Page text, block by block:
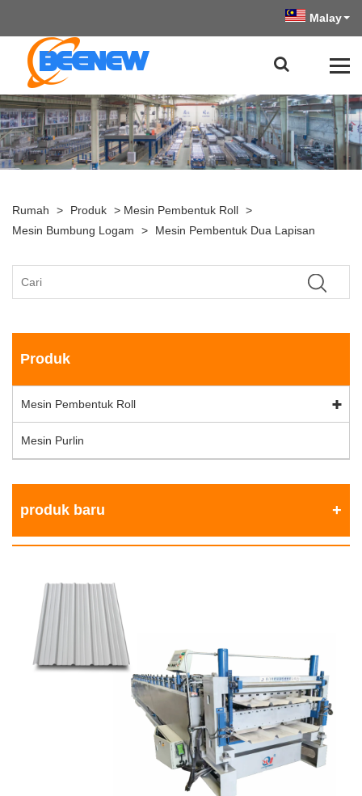
Malay
Rumah > Produk > Mesin Pembentuk Roll >
Mesin Bumbung Logam
> Mesin Pembentuk Dua Lapisan
Produk
Mesin Pembentuk Roll
Mesin Purlin
produk baru